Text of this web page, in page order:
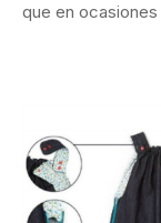
que en